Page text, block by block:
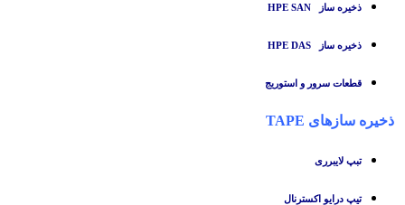
ذخیره ساز HPE SAN
ذخیره ساز HPE DAS
قطعات سرور و استوریج
ذخیره سازهای TAPE
تبپ لایبرری
تیپ درایو اکسترنال